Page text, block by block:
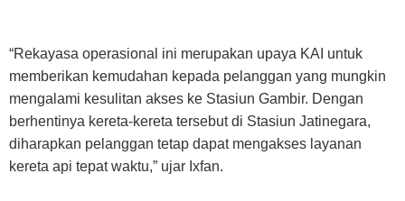
“Rekayasa operasional ini merupakan upaya KAI untuk
memberikan kemudahan kepada pelanggan yang mungkin
mengalami kesulitan akses ke Stasiun Gambir. Dengan
berhentinya kereta-kereta tersebut di Stasiun Jatinegara,
diharapkan pelanggan tetap dapat mengakses layanan
kereta api tepat waktu,” ujar Ixfan.